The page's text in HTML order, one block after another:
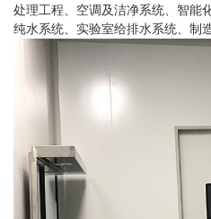
处理工程、空调及洁净系统、智能
纯水系统、实验室给排水系统、制